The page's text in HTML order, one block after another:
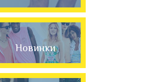
Новинки